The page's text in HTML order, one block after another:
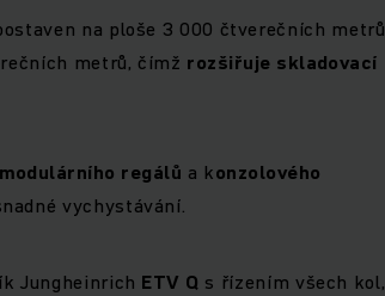
na ploše 3 000 čtverečních metrů
metrů, čímž rozšiřuje skladovací
modulárního regálů a konzolového
vychystávání.
Jungheinrich ETV Q s řízením všech kol,